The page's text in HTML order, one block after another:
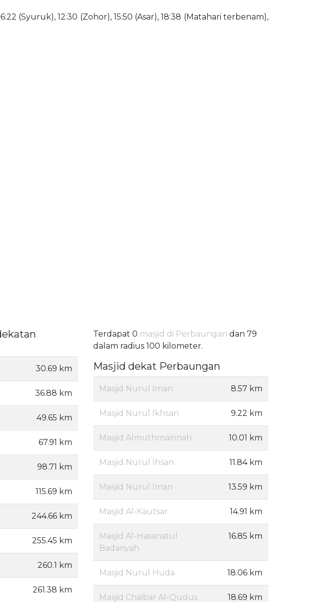
(Syuruk), 12:30 (Zohor), 15:50 (Asar), 18:38 (Matahari terbenam),
30.69 km
36.88 km
49.65 km
67.91 km
98.71 km
115.69 km
244.66 km
255.45 km
260.1 km
261.38 km
Terdapat 0 masjid di Perbaungan dan 79
dalam radius 100 kilometer.
Masjid dekat Perbaungan
Masjid Nurul Iman 8.57 km
Masjid Nurul Ikhsan 9.22 km
Masjid Almuthmainnah 10.01 km
Masjid Nurul Ihsan 11.84 km
Masjid Nurul Iman 13.59 km
Masjid Al-Kautsar 14.91 km
Masjid Al-Hasanatul
Badariyah
16.85 km
Masjid Nurul Huda 18.06 km
Masjid Chaibar Al-Qudus 18.69 km